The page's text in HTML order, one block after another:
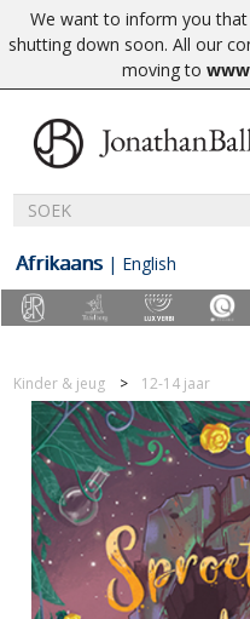
We want to inform you
shutting down soon. All our
moving to
Afrikaans | English
Kinder & jeug 12-14 jaar